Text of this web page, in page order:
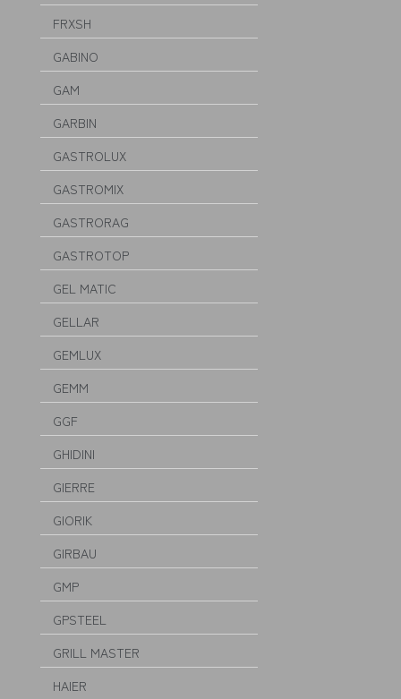
FRXSH
GABINO
GAM
GARBIN
GASTROLUX
GASTROMIX
GASTRORAG
GASTROTOP
GEL MATIC
GELLAR
GEMLUX
GEMM
GGF
GHIDINI
GIERRE
GIORIK
GIRBAU
GMP
GPSTEEL
GRILL MASTER
HAIER